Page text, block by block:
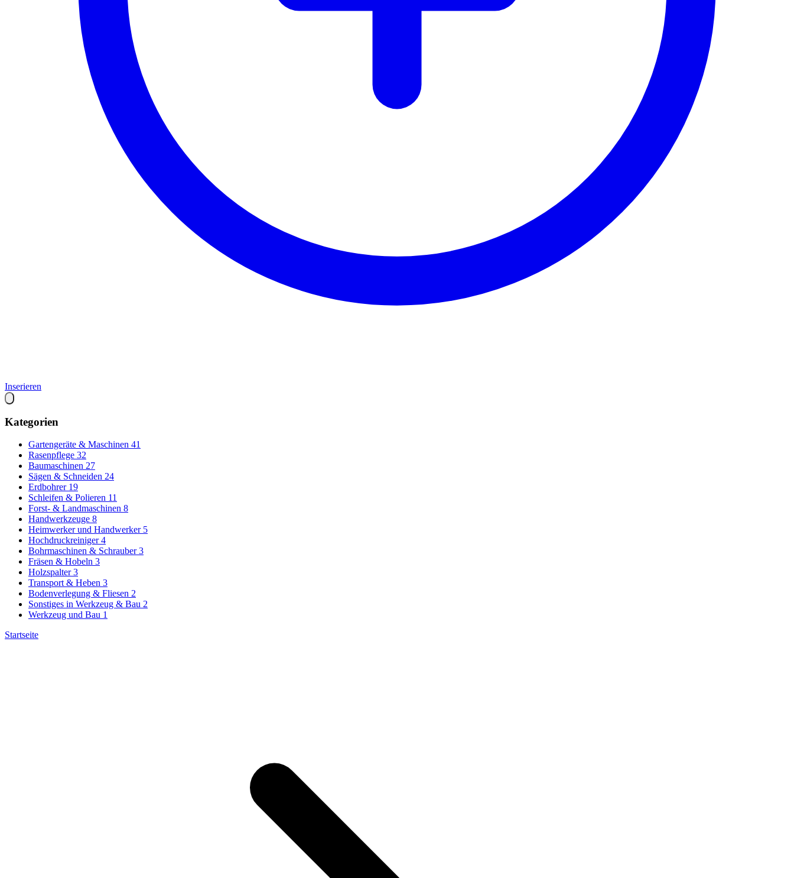
Inserieren
Kategorien
Gartengeräte & Maschinen 41
Rasenpflege 32
Baumaschinen 27
Sägen & Schneiden 24
Erdbohrer 19
Schleifen & Polieren 11
Forst- & Landmaschinen 8
Handwerkzeuge 8
Heimwerker und Handwerker 5
Hochdruckreiniger 4
Bohrmaschinen & Schrauber 3
Fräsen & Hobeln 3
Holzspalter 3
Transport & Heben 3
Bodenverlegung & Fliesen 2
Sonstiges in Werkzeug & Bau 2
Werkzeug und Bau 1
Startseite